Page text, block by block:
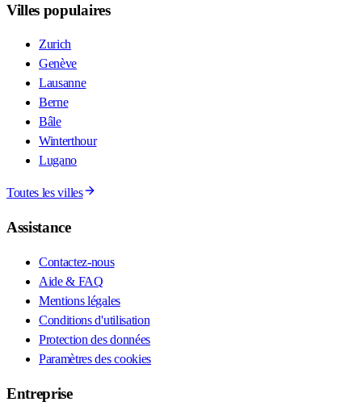
Villes populaires
Zurich
Genève
Lausanne
Berne
Bâle
Winterthour
Lugano
Toutes les villes
Assistance
Contactez-nous
Aide & FAQ
Mentions légales
Conditions d'utilisation
Protection des données
Paramètres des cookies
Entreprise